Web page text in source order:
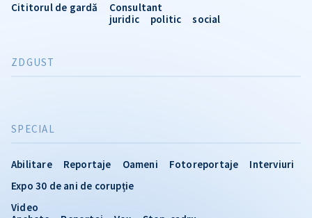
SPECIAL
Abilitare Reportaje Oameni Fotoreportaje
Interviuri
Expo 30 de ani de corupție
Video
Cititorul de gardă
Consultant
juridic
politic social
ZDGUST